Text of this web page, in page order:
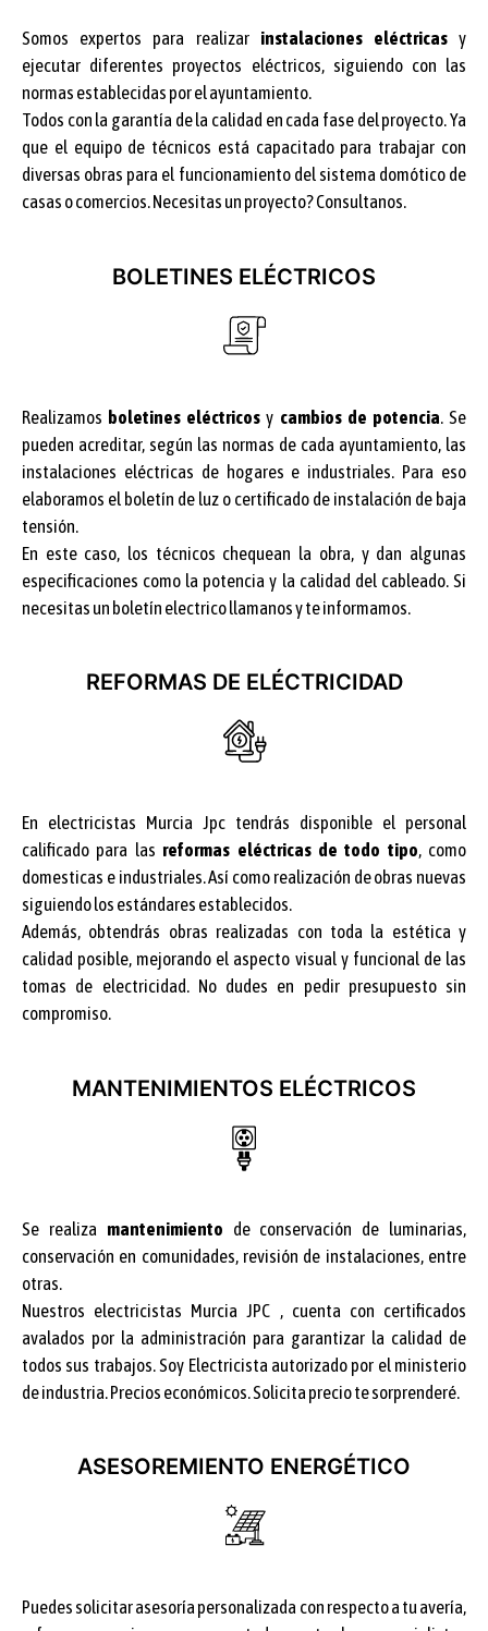
Somos expertos para realizar instalaciones eléctricasy
ejecutar diferentes proyectos eléctricos, siguiendo con las
normas establecidas por el ayuntamiento.
Todos con la garantía de la calidad en cada fase del proyecto. Ya
que el equipo de técnicos está capacitado para trabajar con
diversas obras para el funcionamiento del sistema domótico de
casas o comercios. Necesitas un proyecto? Consultanos.
BOLETINES ELÉCTRICOS
Realizamos boletines eléctricos y cambios de potencia. Se
pueden acreditar, según las normas de cada ayuntamiento, las
instalaciones eléctricas de hogares e industriales. Para eso
elaboramos el boletín de luz o certificado de instalación de baja
tensión.
En este caso, los técnicos chequean la obra, y dan algunas
especificaciones como la potencia y la calidad del cableado. Si
necesitas un boletín electrico llamanos y te informamos.
REFORMAS DE ELÉCTRICIDAD
En electricistas Murcia Jpc tendrás disponible el personal
calificado para las reformas eléctricas de todo tipo, como
domesticas e industriales. Así como realización de obras nuevas
siguiendo los estándares establecidos.
Además, obtendrás obras realizadas con toda la estética y
calidad posible, mejorando el aspecto visual y funcional de las
tomas de electricidad. No dudes en pedir presupuesto sin
compromiso.
MANTENIMIENTOS ELÉCTRICOS
Se realiza mantenimiento de conservación de luminarias,
conservación en comunidades, revisión de instalaciones, entre
otras.
Nuestros electricistas Murcia JPC , cuenta con certificados
avalados por la administración para garantizar la calidad de
todos sus trabajos. Soy Electricista autorizado por el ministerio
de industria. Precios económicos. Solicita precio te sorprenderé.
ASESOREMIENTO ENERGÉTICO
Puedes solicitar asesoría personalizada con respecto a tu avería,